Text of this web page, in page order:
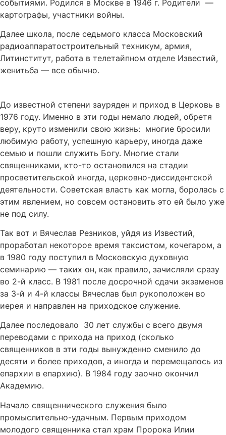
событиями. Родился в Москве в 1946 г. Родители —
картографы, участники войны.
Далее школа, после седьмого класса Московский
радиоаппаратостроительный техникум, армия,
Литинститут, работа в телетайпном отделе Известий,
женитьба — все обычно.
До известной степени зауряден и приход в Церковь в
1976 году. Именно в эти годы немало людей, обретя
веру, круто изменили свою жизнь: многие бросили
любимую работу, успешную карьеру, иногда даже
семью и пошли служить Богу. Многие стали
священниками, кто-то остановился на стадии
просветительской иногда, церковно-диссидентской
деятельности. Советская власть как могла, боролась с
этим явлением, но совсем остановить это ей было уже
не под силу.
Так вот и Вячеслав Резников, уйдя из Известий,
проработал некоторое время таксистом, кочегаром, а
в 1980 году поступил в Московскую духовную
семинарию — таких он, как правило, зачисляли сразу
во 2-й класс. В 1981 после досрочной сдачи экзаменов
за 3-й и 4-й классы Вячеслав был рукоположен во
иерея и направлен на приходское служение.
Далее последовало 30 лет службы с всего двумя
переводами с прихода на приход (сколько
священников в эти годы вынужденно сменило до
десяти и более приходов, а иногда и перемещалось из
епархии в епархию). В 1984 году заочно окончил
Академию.
Начало священнического служения было
промыслительно-удачным. Первым приходом
молодого священника стал храм Пророка Илии